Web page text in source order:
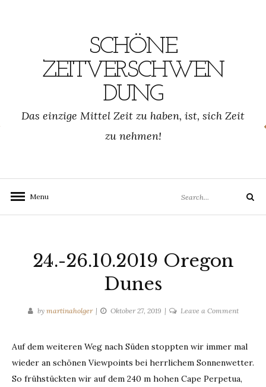
SCHÖNE
ZEITVERSCHWEN
DUNG
Das einzige Mittel Zeit zu haben, ist, sich Zeit
zu nehmen!
Menu
for:
Search
24.-26.10.2019 Oregon
Dunes
by martinaholger Oktober 27, 2019 Leave a Commenton
Dunes
Auf dem weiteren Weg nach Süden stoppten wir immer mal
wieder an schönen Viewpoints bei herrlichem Sonnenwetter.
So frühstückten wir auf dem 240 m hohen Cape Perpetua,